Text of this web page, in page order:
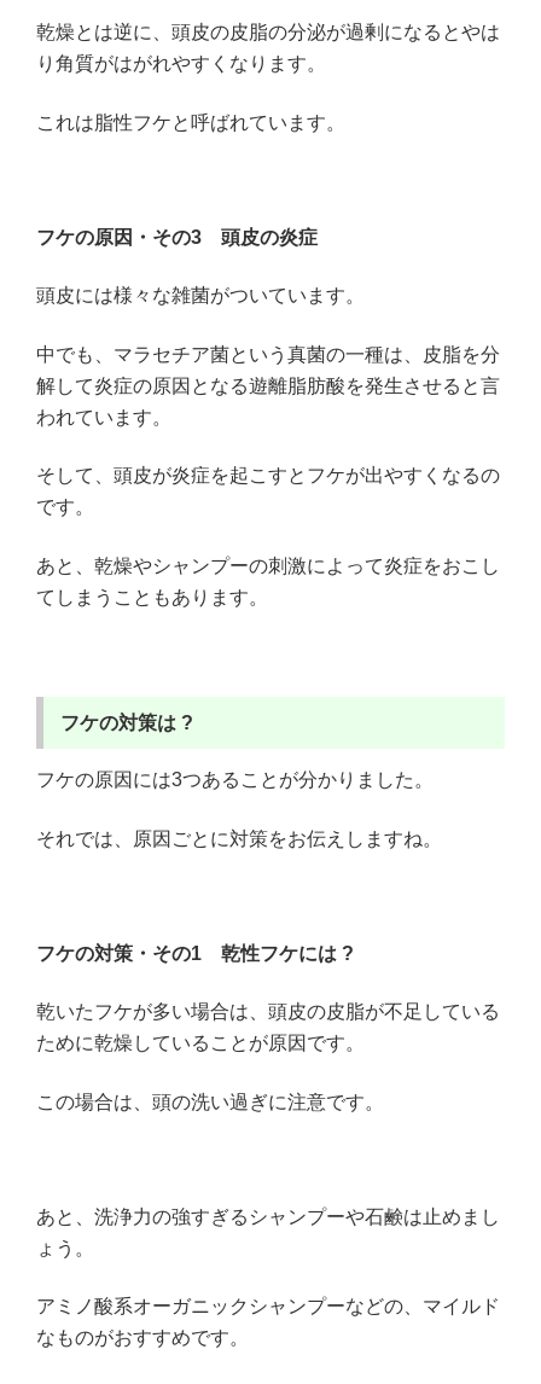
乾燥とは逆に、頭皮の皮脂の分泌が過剰になるとやは
り角質がはがれやすくなります。
これは脂性フケと呼ばれています。
フケの原因・その3 頭皮の炎症
頭皮には様々な雑菌がついています。
中でも、マラセチア菌という真菌の一種は、皮脂を分
解して炎症の原因となる遊離脂肪酸を発生させると言
われています。
そして、頭皮が炎症を起こすとフケが出やすくなるの
です。
あと、乾燥やシャンプーの刺激によって炎症をおこし
てしまうこともあります。
フケの対策は ?
フケの原因には3つあることが分かりました。
それでは、原因ごとに対策をお伝えしますね。
フケの対策・その1 乾性フケには ?
乾いたフケが多い場合は、頭皮の皮脂が不足している
ために乾燥していることが原因です。
この場合は、頭の洗い過ぎに注意です。
あと、洗浄力の強すぎるシャンプーや石鹸は止めまし
ょう。
アミノ酸系オーガニックシャンプーなどの、マイルド
なものがおすすめです。